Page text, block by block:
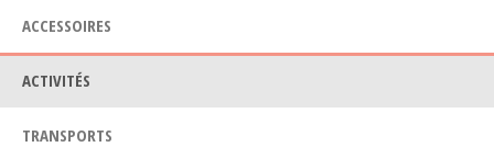
ACCESSOIRES
ACTIVITÉS
TRANSPORTS